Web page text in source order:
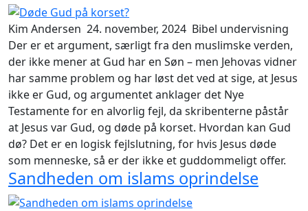
Kim Andersen 24. november, 2024 Bibel undervisning
Der er et argument, særligt fra den muslimske verden,
der ikke mener at Gud har en Søn – men Jehovas vidner
har samme problem og har løst det ved at sige, at Jesus
ikke er Gud, og argumentet anklager det Nye
Testamente for en alvorlig fejl, da skribenterne påstår
at Jesus var Gud, og døde på korset. Hvordan kan Gud
dø? Det er en logisk fejlslutning, for hvis Jesus døde
som menneske, så er der ikke et guddommeligt offer.
Sandheden om islams oprindelse